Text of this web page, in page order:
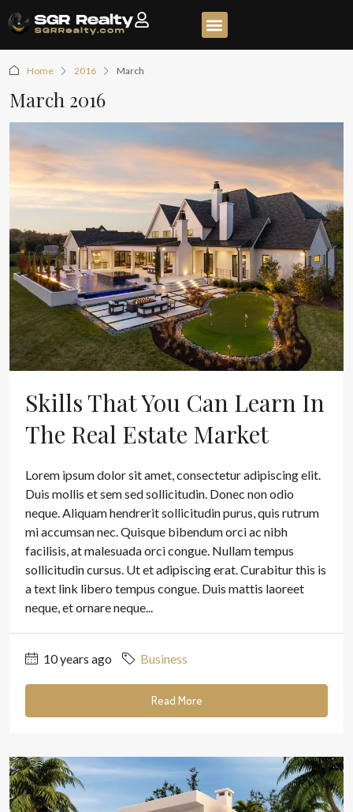
Home 2016 March
March 2016
Skills That You Can Learn In
The Real Estate Market
Lorem ipsum dolor sit amet, consectetur adipiscing elit.
Duis mollis et sem sed sollicitudin. Donec non odio
neque. Aliquam hendrerit sollicitudin purus, quis rutrum
mi accumsan nec. Quisque bibendum orci ac nibh
facilisis, at malesuada orci congue. Nullam tempus
sollicitudin cursus. Ut et adipiscing erat. Curabitur this is
a text link libero tempus congue. Duis mattis laoreet
neque, et ornare neque...
10 years ago Business
Read More